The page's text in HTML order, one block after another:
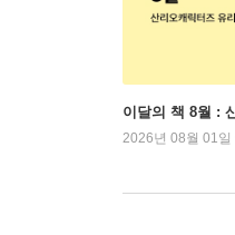
이달의 책 8월 :
2026년 08월 01일